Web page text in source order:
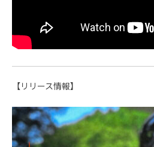
【リリース情報】